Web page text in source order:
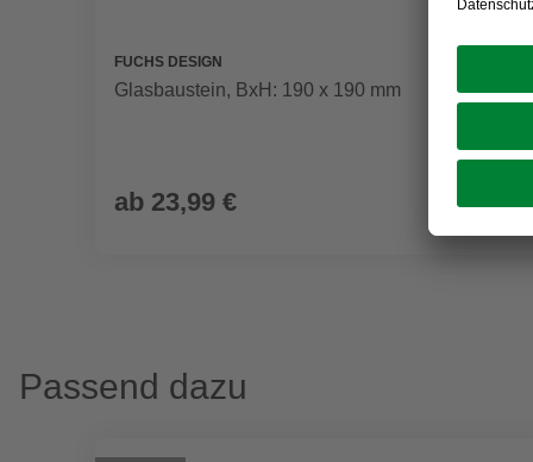
FUCHS DESIGN
Glasbaustein, BxH: 190 x 190 mm
ab 23,99 €
Passend dazu